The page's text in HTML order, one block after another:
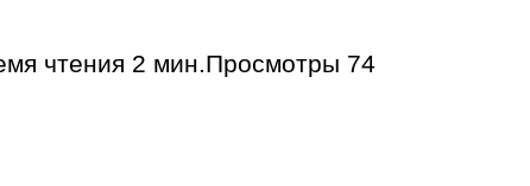
чтения 2 мин.Просмотры 74